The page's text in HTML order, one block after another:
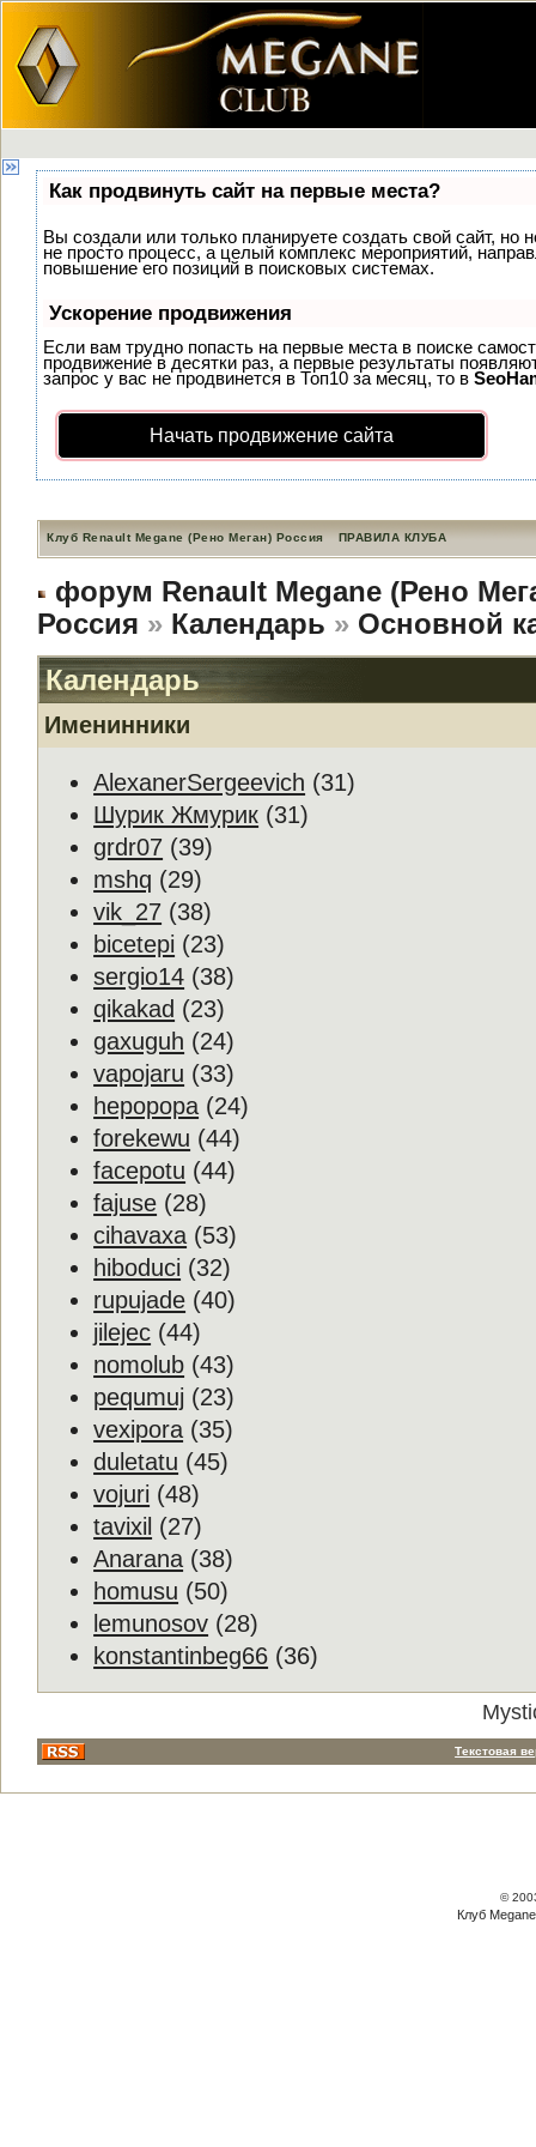
Как продвинуть сайт на первые места?
Вы создали или только планируете создать свой сайт, но
не просто процесс, а целый комплекс мероприятий,
повышение его позиций в поисковых системах.
Ускорение продвижения
Если вам трудно попасть на первые места в поиске
продвижение в десятки раз, а первые результаты
запрос у вас не продвинется в Топ10 за месяц, то в
Начать продвижение сайта
Клуб Renault Megane (Рено Меган) Россия ПРАВИЛА КЛУБА
форум Renault Megane (Рено
Россия » Календарь » Основной
Календарь
Именинники
AlexanerSergeevich (31)
Шурик Жмурик (31)
grdr07 (39)
mshq (29)
vik_27 (38)
bicetepi (23)
sergio14 (38)
qikakad (23)
gaxuguh (24)
vapojaru (33)
hepopopa (24)
forekewu (44)
facepotu (44)
fajuse (28)
cihavaxa (53)
hiboduci (32)
rupujade (40)
jilejec (44)
nomolub (43)
pequmuj (23)
vexipora (35)
duletatu (45)
vojuri (48)
tavixil (27)
Anarana (38)
homusu (50)
lemunosov (28)
konstantinbeg66 (36)
Текстовая
©
Клуб